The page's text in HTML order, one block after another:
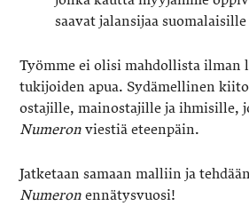
saavat jalansijaa
Työmme ei olisi mahdollista ilman
tukijoiden apua. Sydämellinen
ostajille, mainostajille ja ihmisille,
Numeron viestiä eteenpäin.
Jatketaan samaan malliin ja
Numeron ennätysvuosi!